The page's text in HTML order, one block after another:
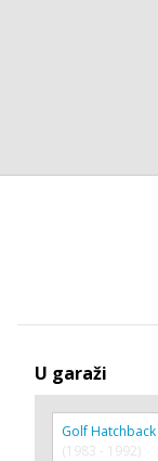
U garaži
Golf Hatchback
(1983 - 1992)